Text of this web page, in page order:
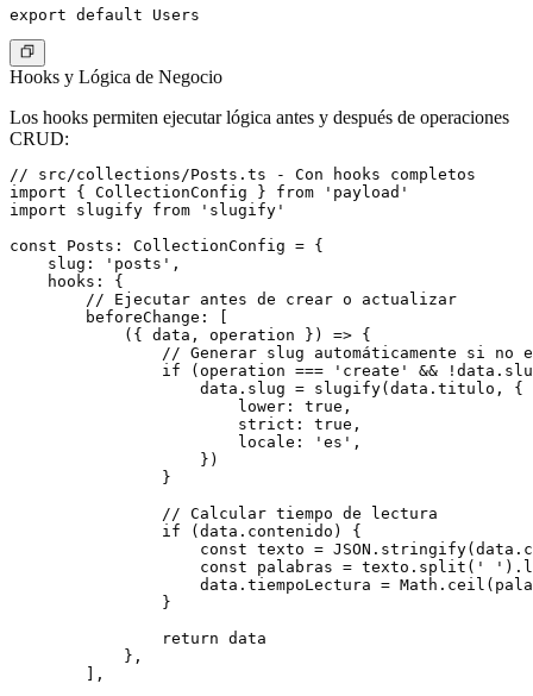
Hooks y Lógica de Negocio
Los hooks permiten ejecutar lógica antes y después de operaciones
CRUD:
// src/collections/Posts.ts - Con hooks completos
import { CollectionConfig } from 'payload'
import slugify from 'slugify'
const Posts: CollectionConfig = {
    slug: 'posts',
    hooks: {
        // Ejecutar antes de crear o actualizar
        beforeChange: [
            ({ data, operation }) => {
// Generar slug automáticamente si no
if (operation === 'create' &&
                    data.slug = slugify(data.titulo, {
                        lower: true,
                        strict: true,
                        locale: 'es',
                    })
                }
                // Calcular tiempo de lectura
                if (data.contenido) {
const texto =
const palabras = texto.split('
data.tiempoLectura =
                }
                return data
            },
        ],